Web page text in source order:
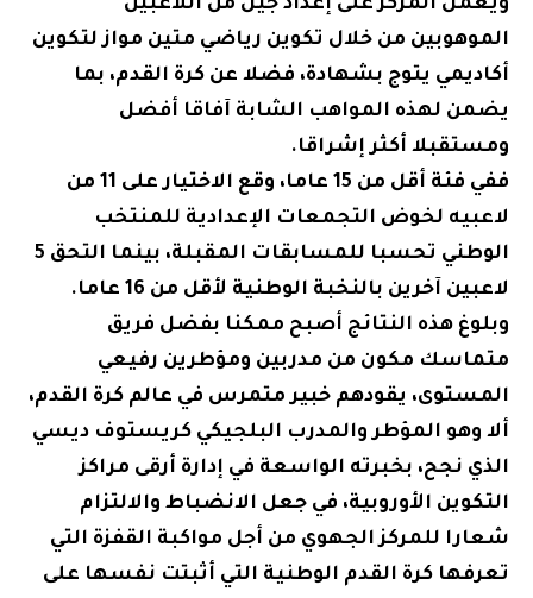
ويعمل المركز على إعداد جيل من اللاعبين
الموهوبين من خلال تكوين رياضي متين مواز لتكوين
أكاديمي يتوج بشهادة، فضلا عن كرة القدم، بما
يضمن لهذه المواهب الشابة آفاقا أفضل
ومستقبلا أكثر إشراقا.
ففي فئة أقل من 15 عاما، وقع الاختيار على 11 من
لاعبيه لخوض التجمعات الإعدادية للمنتخب
الوطني تحسبا للمسابقات المقبلة، بينما التحق 5
لاعبين آخرين بالنخبة الوطنية لأقل من 16 عاما.
وبلوغ هذه النتائج أصبح ممكنا بفضل فريق
متماسك مكون من مدربين ومؤطرين رفيعي
المستوى، يقودهم خبير متمرس في عالم كرة القدم،
ألا وهو المؤطر والمدرب البلجيكي كريستوف ديسي
الذي نجح، بخبرته الواسعة في إدارة أرقى مراكز
التكوين الأوروبية، في جعل الانضباط والالتزام
شعارا للمركز الجهوي من أجل مواكبة القفزة التي
تعرفها كرة القدم الوطنية التي أثبتت نفسها على